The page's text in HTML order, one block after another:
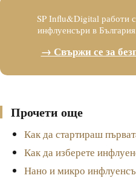
SP Influ&Digital работи
инфлуенсъри в
→ Свържи се за
Прочети още
Как да стартираш
Как да изберете
Нано и микро